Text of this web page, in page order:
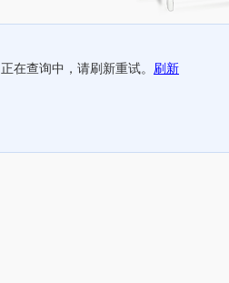
正在查询中，请刷新重试。 刷新